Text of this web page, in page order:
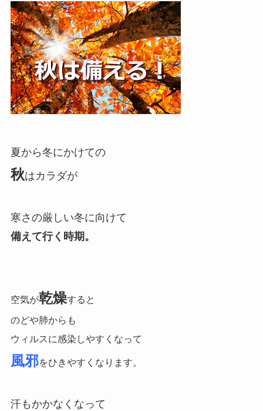
夏から冬にかけての
秋はカラダが
寒さの厳しい冬に向けて
備えて行く時期。
空気が乾燥すると
のどや肺からも
ウィルスに感染しやすくなって
風邪をひきやすくなります。
汗もかかなくなって